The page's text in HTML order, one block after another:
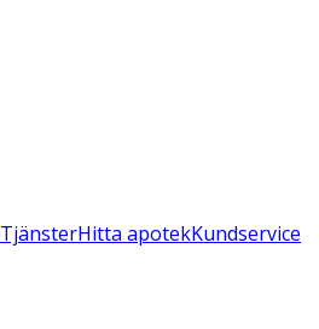
TjänsterHitta apotekKundservice